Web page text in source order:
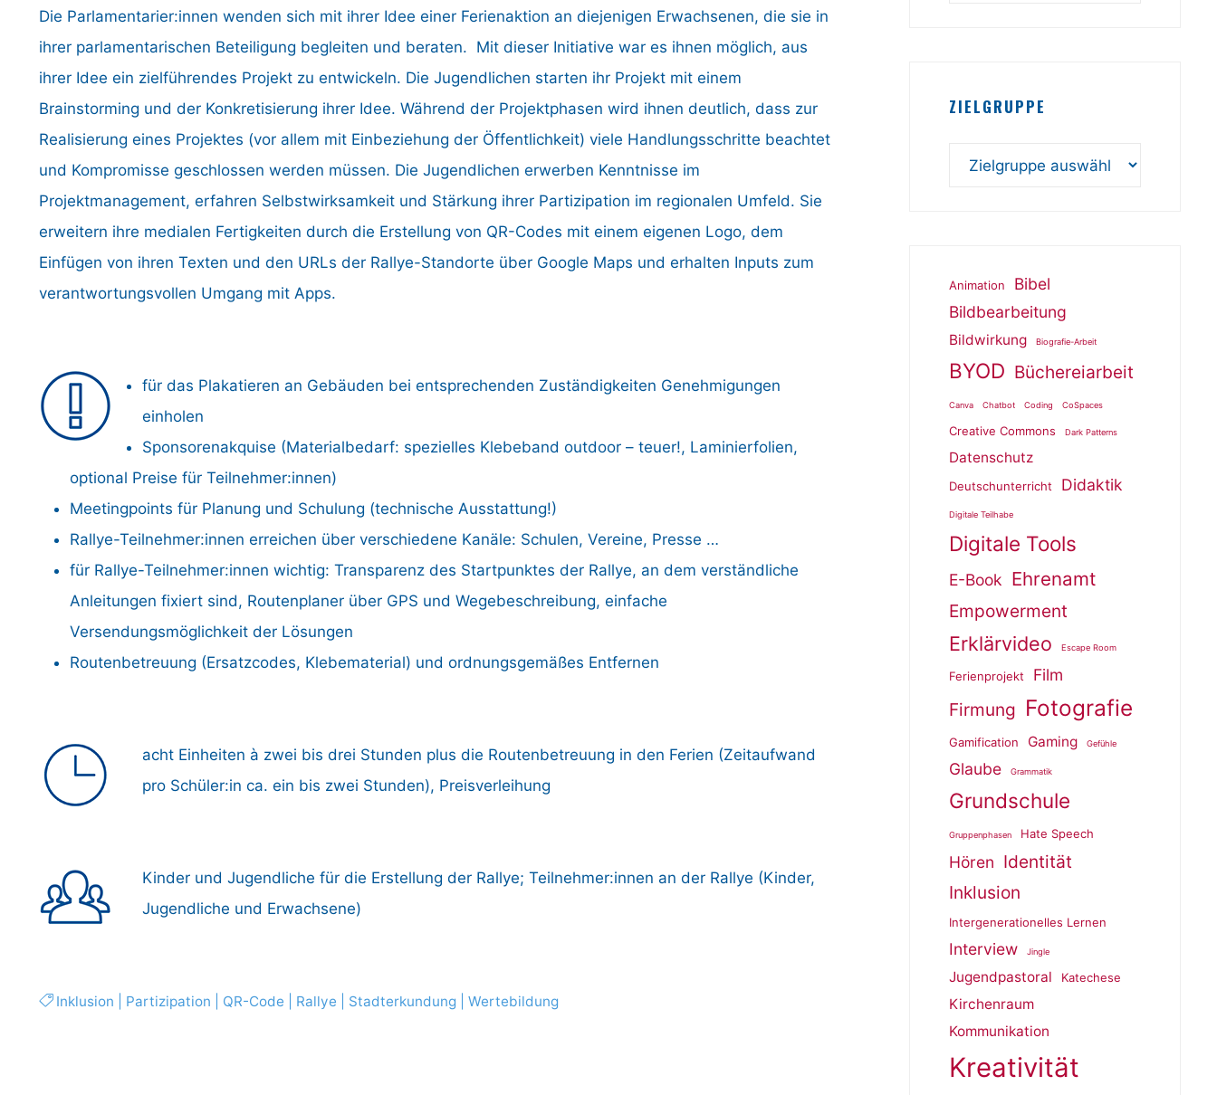
Die Parlamentarier:innen wenden sich mit ihrer Idee einer Ferienaktion an diejenigen Erwachsenen, die sie in
ihrer parlamentarischen Beteiligung begleiten und beraten. Mit dieser Initiative war es ihnen möglich, aus
ihrer Idee ein zielführendes Projekt zu entwickeln. Die Jugendlichen starten ihr Projekt mit einem
Brainstorming und der Konkretisierung ihrer Idee. Während der Projektphasen wird ihnen deutlich, dass zur
Realisierung eines Projektes (vor allem mit Einbeziehung der Öffentlichkeit) viele Handlungsschritte beachtet
und Kompromisse geschlossen werden müssen. Die Jugendlichen erwerben Kenntnisse im
Projektmanagement, erfahren Selbstwirksamkeit und Stärkung ihrer Partizipation im regionalen Umfeld. Sie
erweitern ihre medialen Fertigkeiten durch die Erstellung von QR-Codes mit einem eigenen Logo, dem
Einfügen von ihren Texten und den URLs der Rallye-Standorte über Google Maps und erhalten Inputs zum
verantwortungsvollen Umgang mit Apps.
für das Plakatieren an Gebäuden bei entsprechenden Zuständigkeiten Genehmigungen
einholen
Sponsorenakquise (Materialbedarf: spezielles Klebeband outdoor – teuer!, Laminierfolien,
optional Preise für Teilnehmer:innen)
Meetingpoints für Planung und Schulung (technische Ausstattung!)
Rallye-Teilnehmer:innen erreichen über verschiedene Kanäle: Schulen, Vereine, Presse …
für Rallye-Teilnehmer:innen wichtig: Transparenz des Startpunktes der Rallye, an dem verständliche
Anleitungen fixiert sind, Routenplaner über GPS und Wegebeschreibung, einfache
Versendungsmöglichkeit der Lösungen
Routenbetreuung (Ersatzcodes, Klebematerial) und ordnungsgemäßes Entfernen
acht Einheiten à zwei bis drei Stunden plus die Routenbetreuung in den Ferien (Zeitaufwand
pro Schüler:in ca. ein bis zwei Stunden), Preisverleihung
Kinder und Jugendliche für die Erstellung der Rallye; Teilnehmer:innen an der Rallye (Kinder,
Jugendliche und Erwachsene)
Inklusion Partizipation QR-Code Rallye Stadterkundung| Wertebildung
ZIELGRUPPE
Animation
Bibel
Bildbearbeitung
Bildwirkung Biografie-Arbeit
BYOD Büchereiarbeit
Canva Chatbot Coding CoSpaces
Creative Commons Dark Patterns
Datenschutz
Deutschunterricht Didaktik
Digitale Teilhabe
Digitale Tools
E-Book Ehrenamt
Empowerment
Erklärvideo Escape Room
Ferienprojekt Film
Firmung Fotografie
Gamification Gaming Gefühle
Glaube Grammatik
Grundschule
Gruppenphasen Hate Speech
Hören Identität
Inklusion
Intergenerationelles Lernen
Interview Jingle
Jugendpastoral Katechese
Kirchenraum
Kommunikation
Kreativität